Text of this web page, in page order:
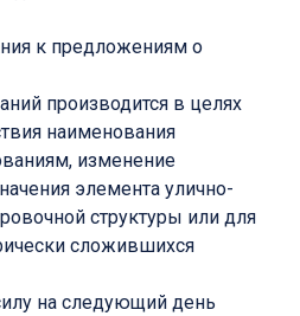
к предложениям о
производится в целях
наименования
изменение
элемента улично-
структуры или для
сложившихся
на следующий день